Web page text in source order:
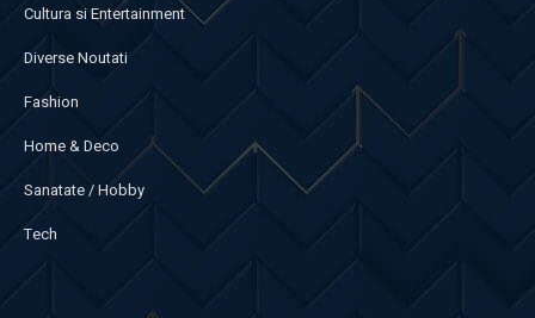
Cultura si Entertainment
Diverse Noutati
Fashion
Home & Deco
Sanatate / Hobby
Tech